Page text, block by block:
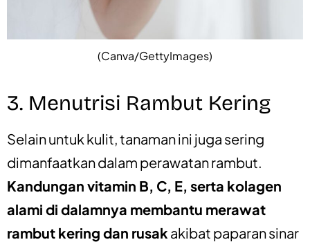
(Canva/GettyImages)
3. Menutrisi Rambut Kering
Selain untuk kulit, tanaman ini juga sering
dimanfaatkan dalam perawatan rambut.
Kandungan vitamin B, C, E, serta kolagen
alami di dalamnya membantu merawat
rambut kering dan rusak akibat paparan sinar